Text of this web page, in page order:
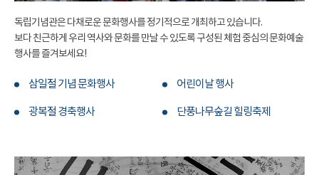
독립기념관은 다채로운 문화행사를 정기적으로 개최하고 있습니다.
보다 친근하게 우리 역사와 문화를 만날 수 있도록 구성된 체험 중심의 문화예술
행사를 즐겨보세요!
삼일절 기념 문화행사 어린이날 행사
광복절 경축행사 단풍나무숲길 힐링축제